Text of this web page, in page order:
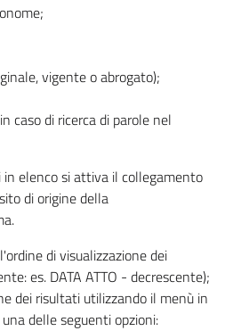
vigente o abrogato);
caso di ricerca di parole nel
elenco si attiva il collegamento
di origine della
di visualizzazione dei
es. DATA ATTO - decrescente);
dei risultati utilizzando il menù in
delle seguenti opzioni: